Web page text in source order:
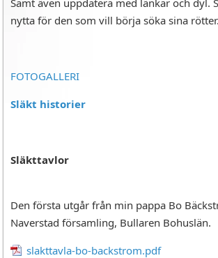
nytta för den som vill börja söka sina rötter.
FOTOGALLERI
Släkt historier
Släkttavlor
Den första utgår från min pappa Bo
Naverstad församling, Bullaren Bohuslän.
slakttavla-bo-backstrom.pdf